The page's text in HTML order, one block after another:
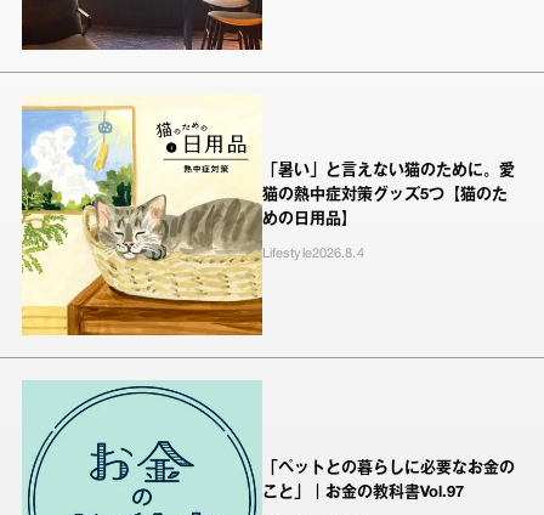
「暑い」と言えない猫のために。愛
猫の熱中症対策グッズ5つ【猫のた
めの日用品】
Lifestyle2026.8.4
「ペットとの暮らしに必要なお金の
こと」｜お金の教科書Vol.97